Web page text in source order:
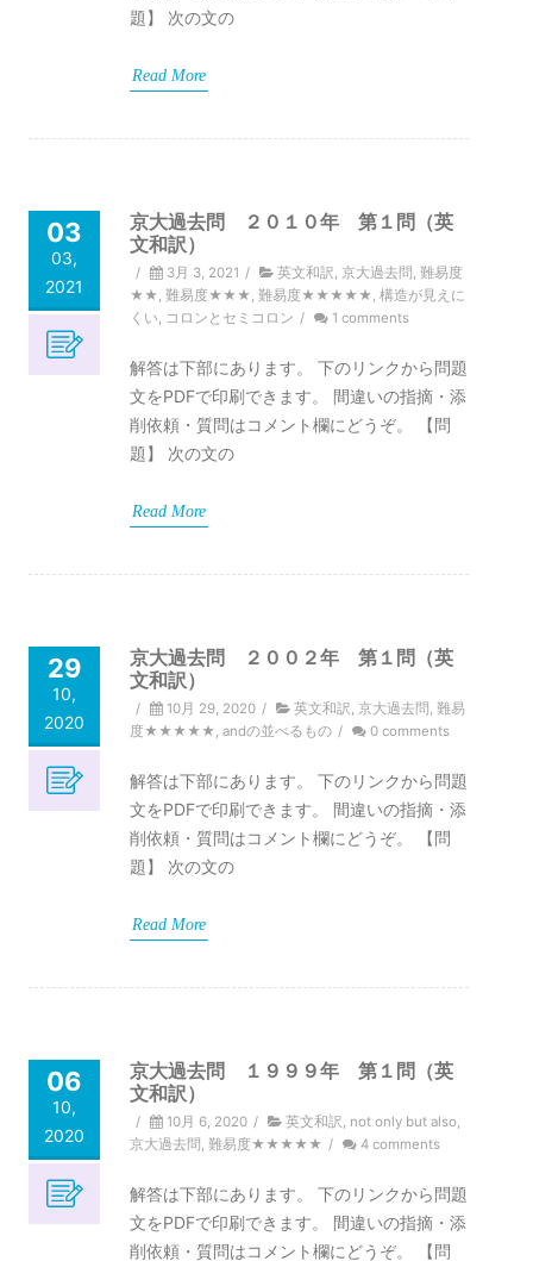
題】 次の文の
Read More
03
03,
2021
京大過去問 ２０１０年 第１問（英
文和訳）
/ 3月 3, 2021 / 英文和訳, 京大過去問 , 難易度
★★, 難易度★★★, 難易度★★★★★, 構造が見えに
くい, コロンとセミコロン / 1 comments
解答は下部にあります。 下のリンクから問題
文をPDFで印刷できます。 間違いの指摘・添
削依頼・質問はコメント欄にどうぞ。 【問
題】 次の文の
Read More
29
10,
2020
京大過去問 ２００２年 第１問（英
文和訳）
/ 10月 29, 2020 / 英文和訳, 京大過去問 , 難易
度★★★★★, andの並べるもの / 0 comments
解答は下部にあります。 下のリンクから問題
文をPDFで印刷できます。 間違いの指摘・添
削依頼・質問はコメント欄にどうぞ。 【問
題】 次の文の
Read More
06
10,
2020
京大過去問 １９９９年 第１問（英
文和訳）
/ 10月 6, 2020 / 英文和訳, not only but also,
京大過去問 , 難易度★★★★★ / 4 comments
解答は下部にあります。 下のリンクから問題
文をPDFで印刷できます。 間違いの指摘・添
削依頼・質問はコメント欄にどうぞ。 【問